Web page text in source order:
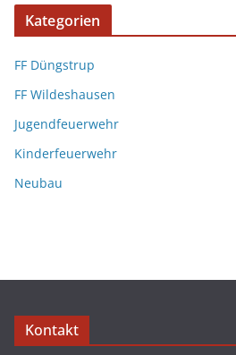
Kategorien
FF Düngstrup
FF Wildeshausen
Jugendfeuerwehr
Kinderfeuerwehr
Neubau
Kontakt